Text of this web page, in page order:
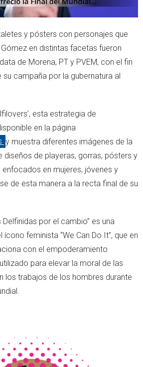
y pósters con personajes que
en distintas facetas fueron
de Morena, PT y PVEM, con el fin
campaña por la gubernatura al
esta estrategia de
en la página
y muestra diferentes imágenes de la
diseños de playeras, gorras, pósters y
en mujeres, jóvenes y
de esta manera a la recta final de su
Delfinidas por el cambio” es una
ícono feminista “We Can Do It”, que en
con el empoderamiento
para elevar la moral de las
los trabajos de los hombres durante